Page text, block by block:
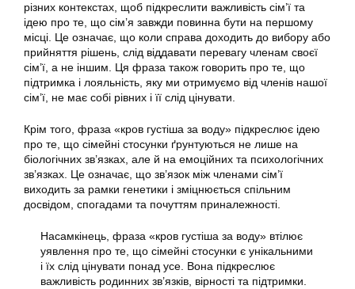
різних контекстах, щоб підкреслити важливість сім’ї та
ідею про те, що сім’я завжди повинна бути на першому
місці. Це означає, що коли справа доходить до вибору або
прийняття рішень, слід віддавати перевагу членам своєї
сім’ї, а не іншим. Ця фраза також говорить про те, що
підтримка і лояльність, яку ми отримуємо від членів нашої
сім’ї, не має собі рівних і її слід цінувати.
Крім того, фраза «кров густіша за воду» підкреслює ідею
про те, що сімейні стосунки ґрунтуються не лише на
біологічних зв’язках, але й на емоційних та психологічних
зв’язках. Це означає, що зв’язок між членами сім’ї
виходить за рамки генетики і зміцнюється спільним
досвідом, спогадами та почуттям приналежності.
Насамкінець, фраза «кров густіша за воду» втілює
уявлення про те, що сімейні стосунки є унікальними
і їх слід цінувати понад усе. Вона підкреслює
важливість родинних зв’язків, вірності та підтримки.